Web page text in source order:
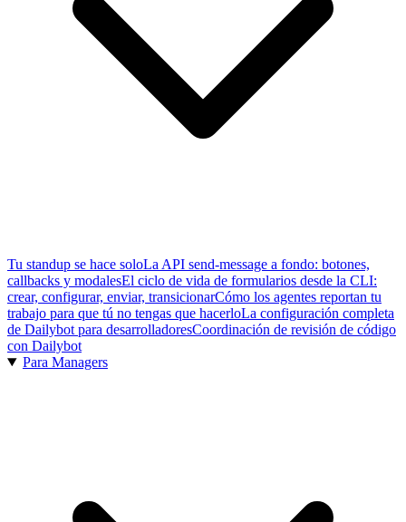
Tu standup se hace soloLa API send-message a fondo: botones,
callbacks y modalesEl ciclo de vida de formularios desde la CLI:
crear, configurar, enviar, transicionarCómo los agentes reportan tu
trabajo para que tú no tengas que hacerloLa configuración completa
de Dailybot para desarrolladoresCoordinación de revisión de código
con Dailybot
Para Managers